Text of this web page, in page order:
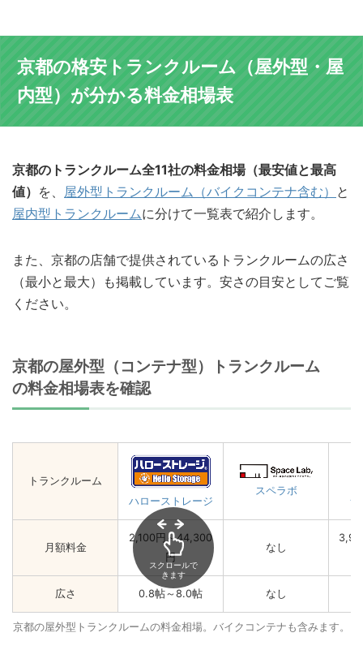
京都の格安トランクルーム（屋外型・屋
内型）が分かる料金相場表
京都のトランクルーム全11社の料金相場（最安値と最高
値） を、 屋外型トランクルーム（バイクコンテナ含む） と
屋内型トランクルームに分けて一覧表で紹介します。
また、京都の店舗で提供されているトランクルームの広さ
（最小と最大）も掲載しています。安さの目安としてご覧
ください。
京都の屋外型（コンテナ型）トランクルーム
の料金相場表を確認
トランクルーム
ハローストレージ
スペラボ
月額料金
2,100円～44,300
円
なし
広さ 0.8帖～8.0帖 なし
スクロールで
きます
京都の屋外型トランクルームの料金相場。バイクコンテナも含みます。